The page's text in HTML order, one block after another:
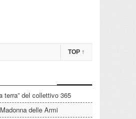
TOP ↑
terra” del collettivo 365
delle Armi